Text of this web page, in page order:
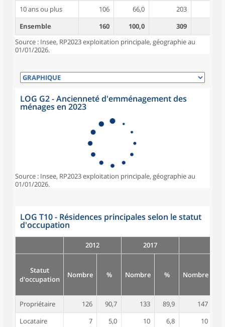
10 ans ou plus
106 66,0 203
Ensemble
160 100,0 309
Source : Insee, RP2023 exploitation principale, géographie au
01/01/2026.
LOG G2 - Ancienneté d'emménagement des
ménages en 2023
Source : Insee, RP2023 exploitation principale, géographie au
01/01/2026.
LOG T10 - Résidences principales selon le statut
d'occupation
2012 2017
Statut
d'occupation
Nombre % Nombre % Nombre
Propriétaire 126 90,7 133 89,9 147
Locataire
7 5,0 10 6,8 10